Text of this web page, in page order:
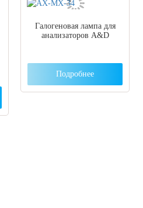
Галогеновая лампа для
анализаторов A&D
Подробнее